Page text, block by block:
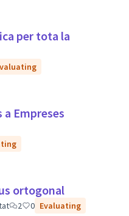
per tota la
Empreses
ortogonal
2 0 Evaluating